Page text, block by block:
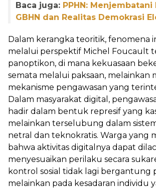
Baca juga: PPHN:
GBHN dan Realitas Demokrasi
Dalam kerangka teoritik, fenomena
melalui perspektif Michel Foucault
panoptikon, di mana kekuasaan
semata melalui paksaan, melainkan
mekanisme pengawasan yang
Dalam masyarakat digital,
hadir dalam bentuk represif yang
melainkan terselubung dalam
netral dan teknokratis. Warga yang
bahwa aktivitas digitalnya dapat
menyesuaikan perilaku secara
kontrol sosial tidak lagi bergantung
melainkan pada kesadaran individu